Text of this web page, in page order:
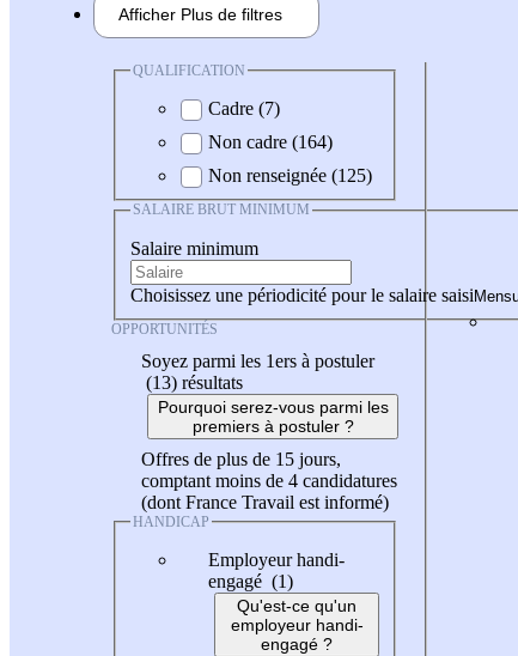
Afficher Plus de filtres
QUALIFICATION
Cadre (7)
Non cadre (164)
Non renseignée (125)
SALAIRE BRUT MINIMUM
Salaire minimum
Choisissez une périodicité pour le salaire saisi
OPPORTUNITÉS
Soyez parmi les 1ers à postuler
(13) résultats
Pourquoi serez-vous parmi les
premiers à postuler ?
Offres de plus de 15 jours,
comptant moins de 4 candidatures
(dont France Travail est informé)
HANDICAP
Employeur handi-
engagé (1)
Qu'est-ce qu'un
employeur handi-
engagé ?